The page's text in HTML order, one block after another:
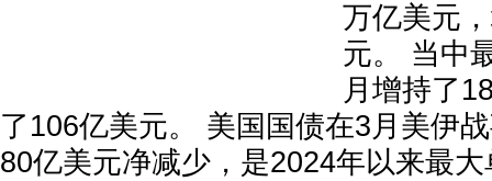
万亿美元
元。 当中
月增持了
了106亿美元。 美国国债在3月美伊
80亿美元净减少，是2024年以来最